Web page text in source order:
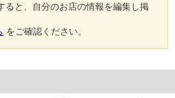
ると、自分のお店の情報を編集し掲
をご確認ください。